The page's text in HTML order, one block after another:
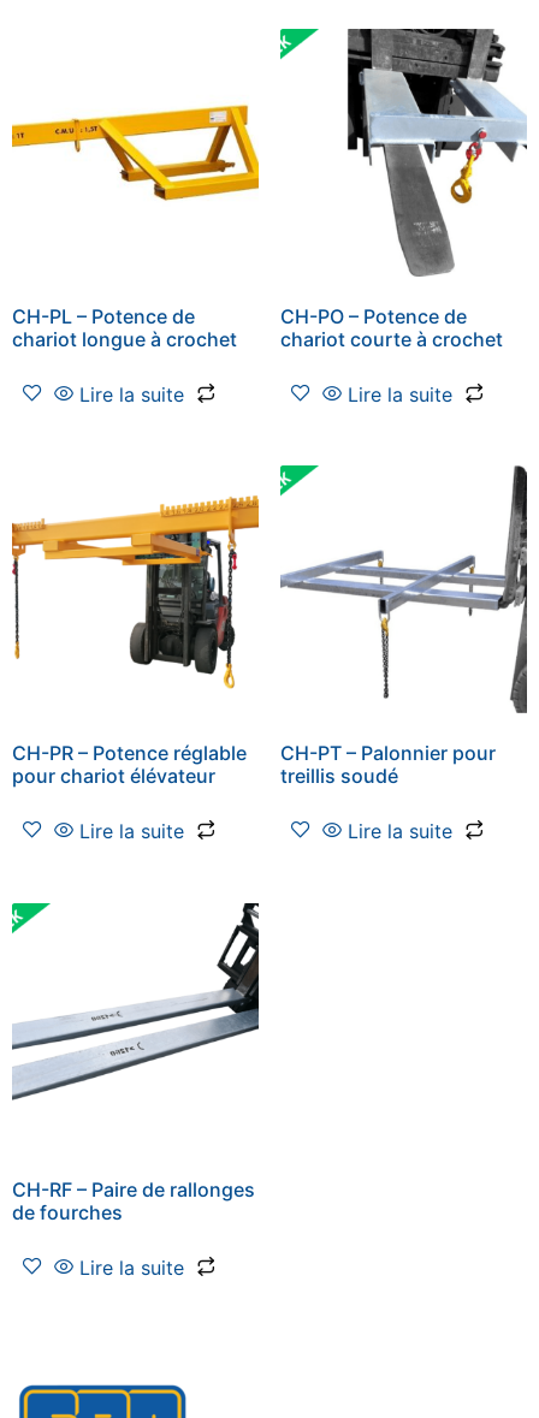
CH-PL – Potence de
chariot longue à crochet
Lire la suite
CH-PO – Potence de
chariot courte à crochet
Lire la suite
CH-PR – Potence réglable
pour chariot élévateur
Lire la suite
CH-PT – Palonnier pour
treillis soudé
Lire la suite
CH-RF – Paire de rallonges
de fourches
Lire la suite